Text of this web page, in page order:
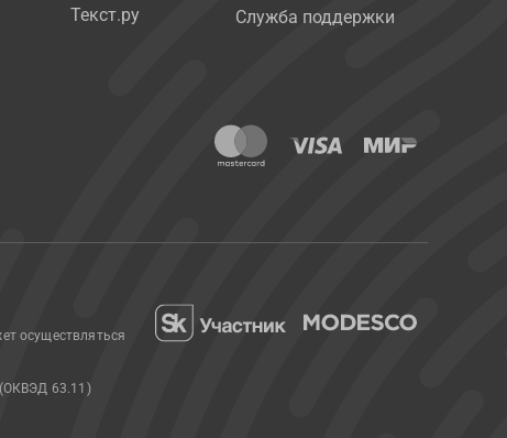
Текст.ру
Служба поддержки
осуществляться
(ОКВЭД 63.11)